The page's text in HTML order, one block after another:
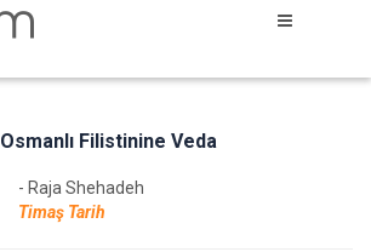
Osmanlı Filistinine Veda
- Raja Shehadeh
Timaş Tarih